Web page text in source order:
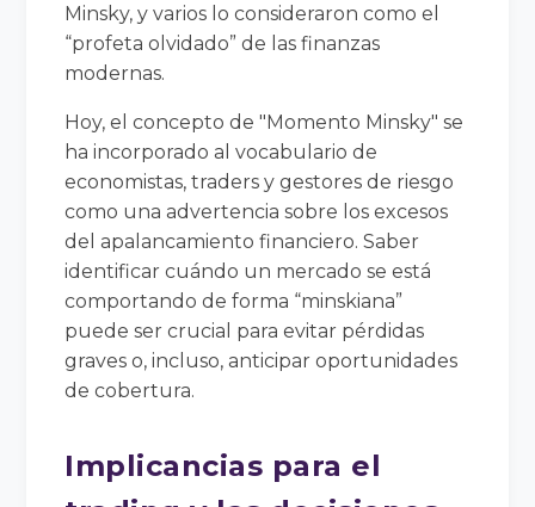
Minsky, y varios lo consideraron como el
“profeta olvidado” de las finanzas
modernas.
Hoy, el concepto de "Momento Minsky" se
ha incorporado al vocabulario de
economistas, traders y gestores de riesgo
como una advertencia sobre los excesos
del apalancamiento financiero. Saber
identificar cuándo un mercado se está
comportando de forma “minskiana”
puede ser crucial para evitar pérdidas
graves o, incluso, anticipar oportunidades
de cobertura.
Implicancias para el